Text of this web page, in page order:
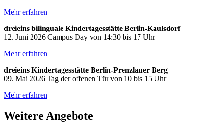
Mehr erfahren
dreieins bilinguale Kindertagesstätte Berlin-Kaulsdorf
12. Juni 2026 Campus Day von 14:30 bis 17 Uhr
Mehr erfahren
dreieins Kindertagesstätte Berlin-Prenzlauer Berg
09. Mai 2026 Tag der offenen Tür von 10 bis 15 Uhr
Mehr erfahren
Weitere Angebote